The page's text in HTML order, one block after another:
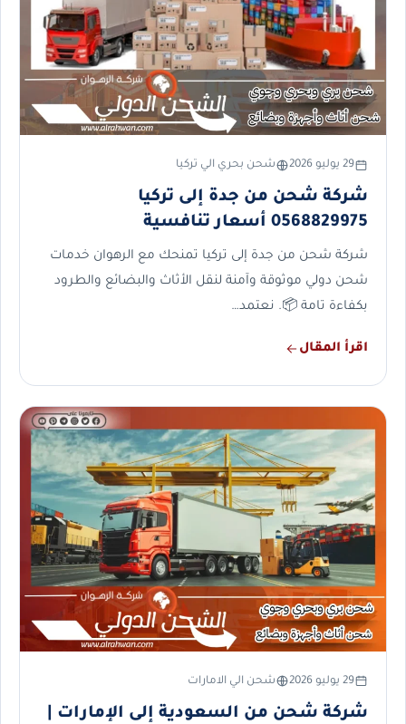
29 يوليو 2026 شحن بحري الي تركيا
شركة شحن من جدة إلى تركيا
0568829975 أسعار تنافسية
شركة شحن من جدة إلى تركيا تمنحك مع الرهوان خدمات
شحن دولي موثوقة وآمنة لنقل الأثاث والبضائع والطرود
بكفاءة تامة 📦. نعتمد…
اقرأ المقال
29 يوليو 2026 شحن الي الامارات
شركة شحن من السعودية إلى الإمارات |